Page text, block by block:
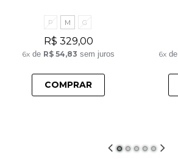
P M G
R$ 329,00
6x de R$ 54,83 sem juros
COMPRAR
6xde